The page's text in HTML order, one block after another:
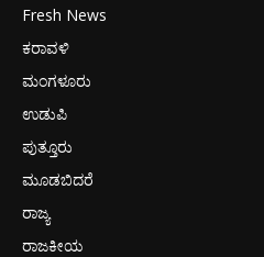
Fresh News
ಕರಾವಳಿ
ಮಂಗಳೂರು
ಉಡುಪಿ
ಪುತ್ತೂರು
ಮೂಡಬಿದರೆ
ರಾಜ್ಯ
ರಾಜಕೀಯ